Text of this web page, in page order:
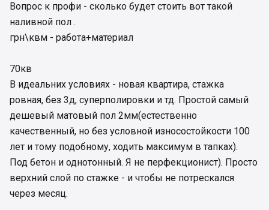
Вопрос к профи - сколько будет стоить вот такой
наливной пол .
грн\квм - работа+материал
70кв
В идеальних условиях - новая квартира, стажка
ровная, без 3д, суперполировки и тд. Простой самый
дешевый матовый пол 2мм(естественно
качественный, но без условной износостойкости 100
лет и тому подобному, ходить максимум в тапках).
Под бетон и однотонный. Я не перфекционист). Просто
верхний слой по стажке - и чтобы не потрескался
через месяц.